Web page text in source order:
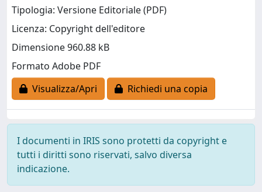
Tipologia: Versione Editoriale (PDF)
Licenza: Copyright dell'editore
Dimensione 960.88 kB
Formato Adobe PDF
Visualizza/Apri
Richiedi una copia
I documenti in IRIS sono protetti da copyright e
tutti i diritti sono riservati, salvo diversa
indicazione.